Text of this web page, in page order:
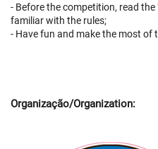
- Before the competition, read the
familiar with the rules;
- Have fun and make the most of
Organização/Organization: